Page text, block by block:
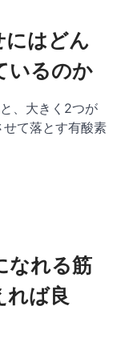
にはどん
いるのか
、大きく2つが
て落とす有酸素
なれる筋
れば良